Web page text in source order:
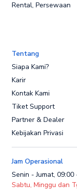
Rental, Persewaan
Tentang
Siapa Kami?
Karir
Kontak Kami
Tiket Support
Partner & Dealer
Kebijakan Privasi
Jam Operasional
Senin - Jumat, 09:00
Sabtu, Minggu dan